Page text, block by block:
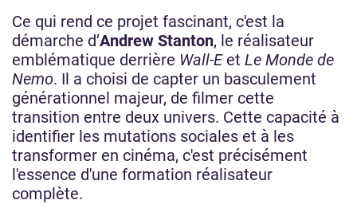
Ce qui rend ce projet fascinant, c'est la
démarche d’Andrew Stanton, le réalisateur
emblématique derrière Wall-Eet Le Monde de
Nemo. Il a choisi de capter un basculement
générationnel majeur, de filmer cette
transition entre deux univers. Cette capacité à
identifier les mutations sociales et à les
transformer en cinéma, c'est précisément
l'essence d'une formation réalisateur
complète.